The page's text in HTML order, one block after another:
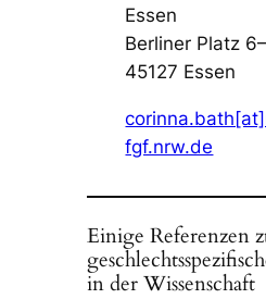
Essen
Berliner Platz
45127 Essen
fgf.nrw.de
Einige Referenzen
in der Wissenschaft